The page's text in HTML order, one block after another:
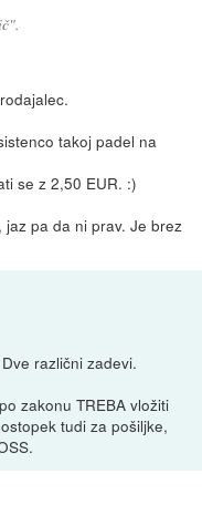
takoj padel na
se z 2,50 EUR. :)
pa da ni prav. Je brez
različni zadevi.
zakonu TREBA vložiti
tudi za pošiljke,